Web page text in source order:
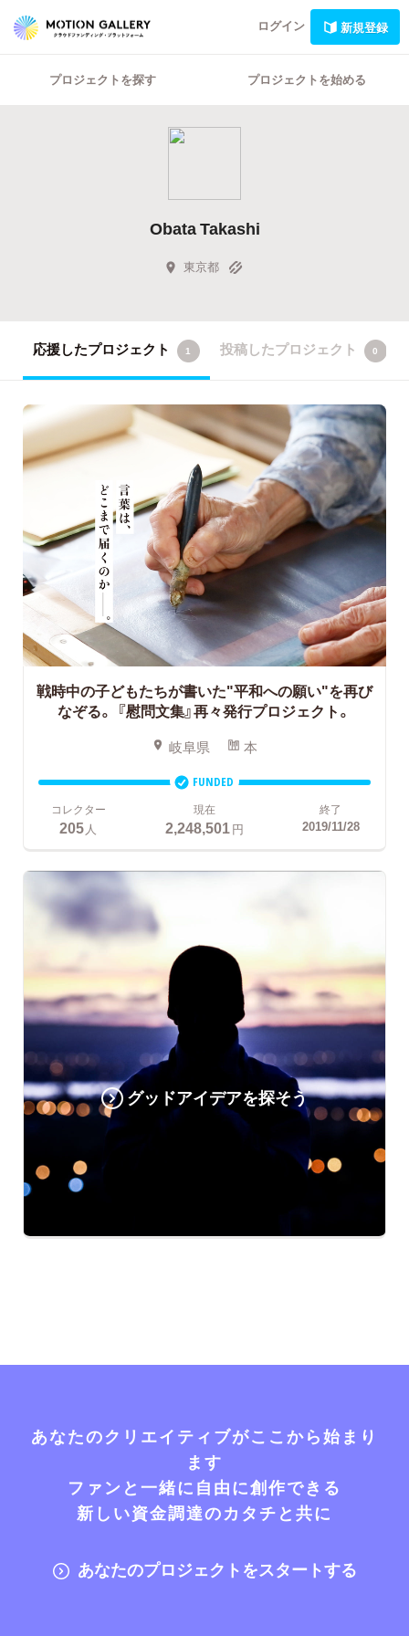
ログイン 新規登録
プロジェクトを探す プロジェクトを始める
Obata Takashi
東京都
応援したプロジェクト 1 投稿したプロジェクト 0
戦時中の子どもたちが書いた"平和への願い"を再び
なぞる。 『慰問文集』再々発行プロジェクト。
岐阜県 本
FUNDED
コレクター
205 人
現在
2,248,501円
終了
2019/11/28
グッドアイデアを探そう
あなたのクリエイティブがここから始まり
ます
ファンと一緒に自由に創作できる
新しい資金調達のカタチと共に
あなたのプロジェクトをスタートする